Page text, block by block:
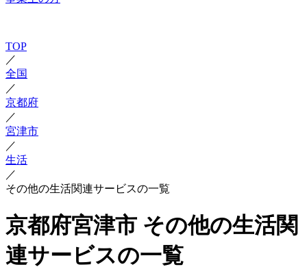
TOP
／
全国
／
京都府
／
宮津市
／
生活
／
その他の生活関連サービスの一覧
京都府宮津市 その他の生活関
連サービスの一覧